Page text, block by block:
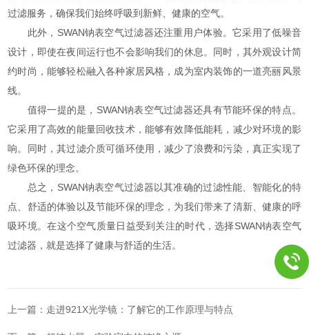
过滤服务，确保我们始终呼吸到新鲜、健康的空气。
此外，SWAN钠表空气过滤器还注重用户体验。它采用了低噪音
设计，即使在夜间运行也不会影响我们的休息。同时，其外观设计简
约时尚，能够轻松融入各种家居风格，成为室内装饰的一道亮丽风景
线。
值得一提的是，SWAN钠表空气过滤器还具有节能环保的特点。
它采用了高效的能量回收技术，能够有效降低能耗，减少对环境的影
响。同时，其过滤介质可循环使用，减少了浪费和污染，真正实现了
绿色环保的理念。
总之，SWAN钠表空气过滤器以其准确的过滤性能、智能化的特
点、舒适的体验以及节能环保的理念，为我们带来了清新、健康的呼
吸环境。在这个空气质量日益受到关注的时代，选择SWAN钠表空气
过滤器，就是选择了健康与舒适的生活。
上一篇： 走进921X光学镜：了解它的工作原理与特点